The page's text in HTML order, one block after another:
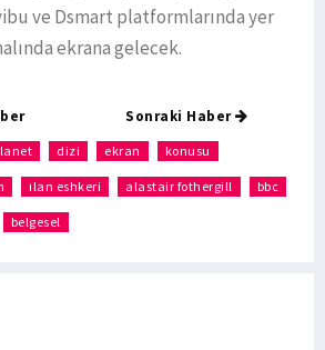
ve Dsmart platformlarında yer
ekrana gelecek.
Sonraki Haber
dizi ekran konusu
ılan eshkeri alastair fothergill bbc
belgesel